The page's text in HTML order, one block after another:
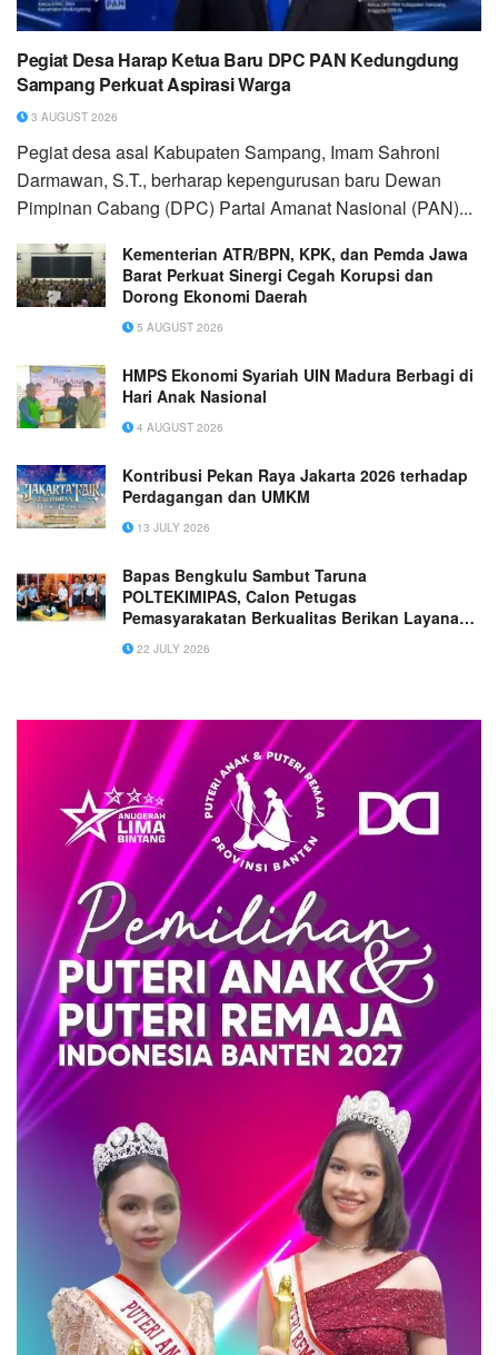
Pegiat Desa Harap Ketua Baru DPC PAN Kedungdung
Sampang Perkuat Aspirasi Warga
3 AUGUST 2026
Pegiat desa asal Kabupaten Sampang, Imam Sahroni
Darmawan, S.T., berharap kepengurusan baru Dewan
Pimpinan Cabang (DPC) Partai Amanat Nasional (PAN)...
Kementerian ATR/BPN, KPK, dan Pemda Jawa
Barat Perkuat Sinergi Cegah Korupsi dan
Dorong Ekonomi Daerah
5 AUGUST 2026
HMPS Ekonomi Syariah UIN Madura Berbagi di
Hari Anak Nasional
4 AUGUST 2026
Kontribusi Pekan Raya Jakarta 2026 terhadap
Perdagangan dan UMKM
13 JULY 2026
Bapas Bengkulu Sambut Taruna
POLTEKIMIPAS, Calon Petugas
Pemasyarakatan Berkualitas Berikan Layanan
untuk Masyarakat Siap Semakin Profesional
22 JULY 2026